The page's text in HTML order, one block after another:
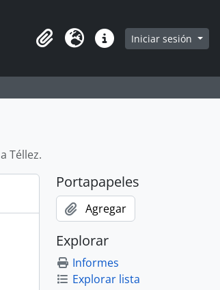
Portapapeles
Idioma Enlaces rápidos
Iniciar sesión
Téllez.
Portapapeles
Agregar
Explorar
Informes
Explorar lista